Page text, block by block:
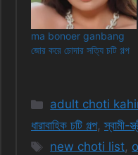
ma bonoer ganbang
জোর করে চোদার সত্যি চটি গল্প
Categories
adult choti
ধারাবাহিক চটি গল্প,স্বামী-
Tags
new choti list,